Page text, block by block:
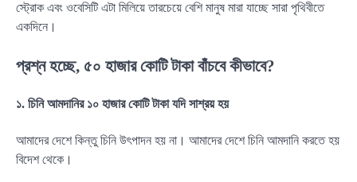
স্ট্রোক এবং ওবেসিটি এটা মিলিয়ে তারচেয়ে বেশি মানুষ মারা যাচ্ছে সারা পৃথিবীতে
একদিনে।
প্রশ্ন হচ্ছে, ৫০ হাজার কোটি টাকা বাঁচবে কীভাবে?
১. চিনি আমদানির ১০ হাজার কোটি টাকা যদি সাশ্রয় হয়
আমাদের দেশে কিন্তু চিনি উৎপাদন হয় না। আমাদের দেশে চিনি আমদানি করতে হয়
বিদেশ থেকে।